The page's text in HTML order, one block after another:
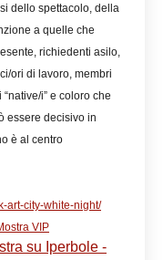
dello spettacolo, della
a quelle che
richiedenti asilo,
ori di lavoro, membri
i” e coloro che
essere decisivo in
è al centro
art-city-white-night/
VIP
su Iperbole -